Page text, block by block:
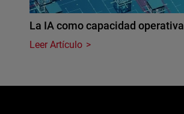
La IA como capacidad operativa
Leer Artículo